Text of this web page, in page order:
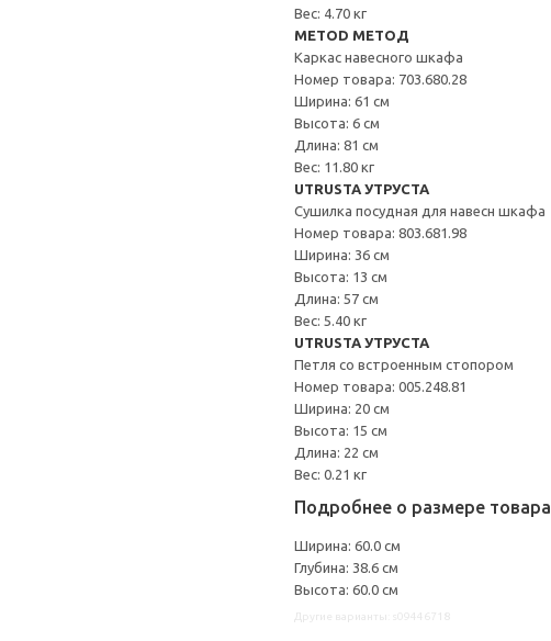
Вес: 4.70 кг
METOD МЕТОД
Каркас навесного шкафа
Номер товара: 703.680.28
Ширина: 61 см
Высота: 6 см
Длина: 81 см
Вес: 11.80 кг
UTRUSTA УТРУСТА
Сушилка посудная для навесн шкафа
Номер товара: 803.681.98
Ширина: 36 см
Высота: 13 см
Длина: 57 см
Вес: 5.40 кг
UTRUSTA УТРУСТА
Петля со встроенным стопором
Номер товара: 005.248.81
Ширина: 20 см
Высота: 15 см
Длина: 22 см
Вес: 0.21 кг
Подробнее о размере товара
Ширина: 60.0 см
Глубина: 38.6 см
Высота: 60.0 см